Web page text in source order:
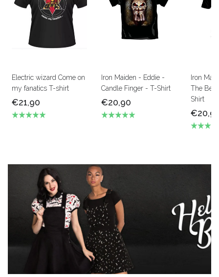
Electric wizard Come on
my fanatics T-shirt
€21,90
Iron Maiden - Eddie -
Candle Finger - T-Shirt
€20,90
Iron
The
Shirt